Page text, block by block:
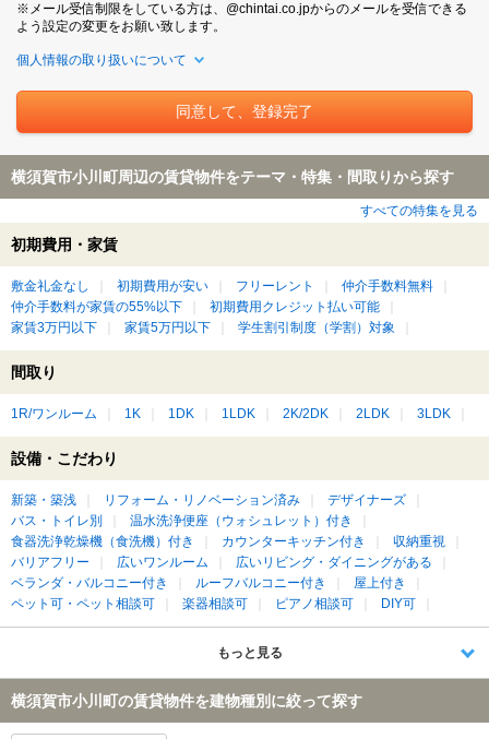
※メール受信制限をしている方は、@chintai.co.jpからのメールを受信できる
よう設定の変更をお願い致します。
個人情報の取り扱いについて
横須賀市小川町周辺の賃貸物件をテーマ・特集・間取りから探す
すべての特集を見る
初期費用・家賃
敷金礼金なし 初期費用が安い フリーレント
仲介手数料無料
仲介手数料が家賃の55%以下
初期費用クレジット払い可能
家賃3万円以下
家賃5万円以下 学生割引制度（学割）対象
間取り
1R/ワンルーム 1K 1DK 1LDK 2K/2DK 2LDK 3LDK
設備・こだわり
新築・築浅 リフォーム・リノベーション済み
デザイナーズ
バス・トイレ別
温水洗浄便座（ウォシュレット）付き
食器洗浄乾燥機（食洗機）付き
カウンターキッチン付き
収納重視
バリアフリー
広いワンルーム
広いリビング・ダイニングがある
ベランダ・バルコニー付き
ルーフバルコニー付き
屋上付き
ペット可・ペット相談可
楽器相談可 ピアノ相談可 DIY可
もっと見る
横須賀市小川町の賃貸物件を建物種別に絞って探す